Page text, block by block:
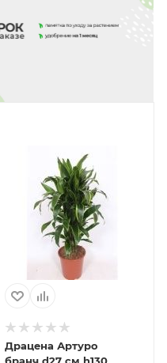
Драцена Артуро